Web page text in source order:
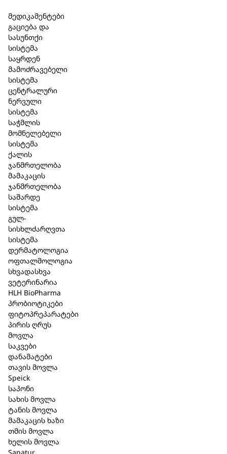
მედიკამენტები
გაციება და
სასუნთქი
სისტემა
საყრდენ
მამოძრავებელი
სისტემა
ცენტრალური
ნერვული
სისტემა
საჭმლის
მომნელებელი
სისტემა
ქალის
ჯანმრთელობა
მამაკაცის
ჯანმრთელობა
საშარდე
სისტემა
გულ-
სისხლძარღვთა
სისტემა
დერმატოლოგია
ოფთალმოლოგია
სხვადასხვა
ვეტერინარია
HLH BioPharma
პრობიოტიკები
ფიტოპრეპარატები
პირის ღრუს
მოვლა
საკვები
დანამატები
თავის მოვლა
Speick
საპონი
სახის მოვლა
ტანის მოვლა
მამაკაცის ხაზი
თმის მოვლა
ხელის მოვლა
თმის თბოდამცავი სპრეი – 150
მლ. (716)
კატეგორია:Bioturm
მოკლე აღწერა
თბოდამცავი სპრეი, რომელიც იცავს თმას
სითბური დაზიანებისგან.
ნებისმიერი ტიპის თმისთვის.
სპრეი ქმნის უხილავ დამცავ ფენას, რომელიც
იცავს თმას თერმული სტილის
ხელსაწყოებისგან, როგორიცაა ფენი, თმის
დასახვევი თუ დასასწორებელი უთოები.